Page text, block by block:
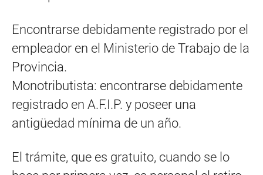
Encontrarse debidamente registrado por el
empleador en el Ministerio de Trabajo de la
Provincia.
Monotributista: encontrarse debidamente
registrado en A.F.I.P. y poseer una
antigüedad mínima de un año.
El trámite, que es gratuito, cuando se lo